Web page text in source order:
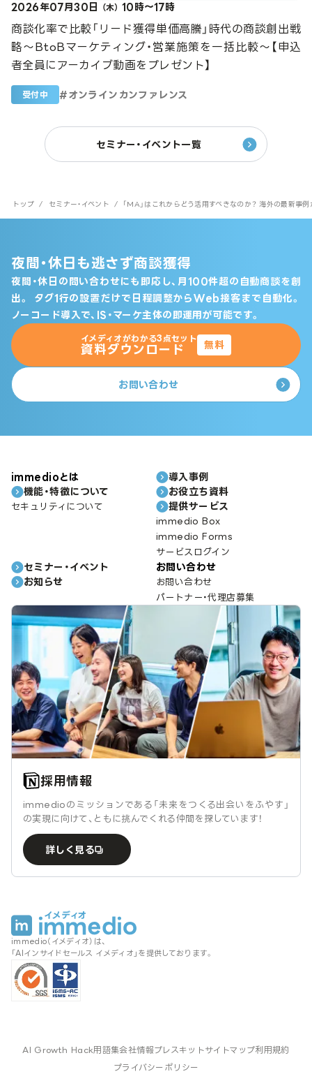
2026年07月30日 （木） 10時～17時
商談化率で比較「リード獲得単価高騰」時代の商談創出戦
略～BtoBマーケティング・営業施策を一括比較～【申込
者全員にアーカイブ動画をプレゼント】
受付中 # オンラインカンファレンス
セミナー・イベント一覧
トップ / セミナー・イベント / 「MA」はこれからどう活用すべきなのか？ 海外の最新事
夜間・休日も逃さず商談獲得
夜間・休日の問い合わせにも即応し、月100件超の自動商談を創
出。
タグ1行の設置だけで日程調整からWeb接客まで自動化。
ノーコード導入で、IS・マーケ主体の即運用が可能です。
イメディオがわかる3点セット
資料ダウンロード 無料
お問い合わせ
immedioとは
機能・特徴について
セキュリティについて
導入事例
お役立ち資料
提供サービス
immedio Box
immedio Forms
サービスログイン
セミナー・イベント
お知らせ
お問い合わせ
お問い合わせ
パートナー・代理店募集
採用情報
immedioのミッションである「未来をつくる出会いをふやす」
の実現に向けて、ともに挑んでくれる仲間を探しています！
詳しく見る
immedio（イメディオ）は、
「AIインサイドセールス イメディオ」を提供しております。
AI Growth Hack用語集会社情報プレスキットサイトマップ利用規約
プライバシーポリシー